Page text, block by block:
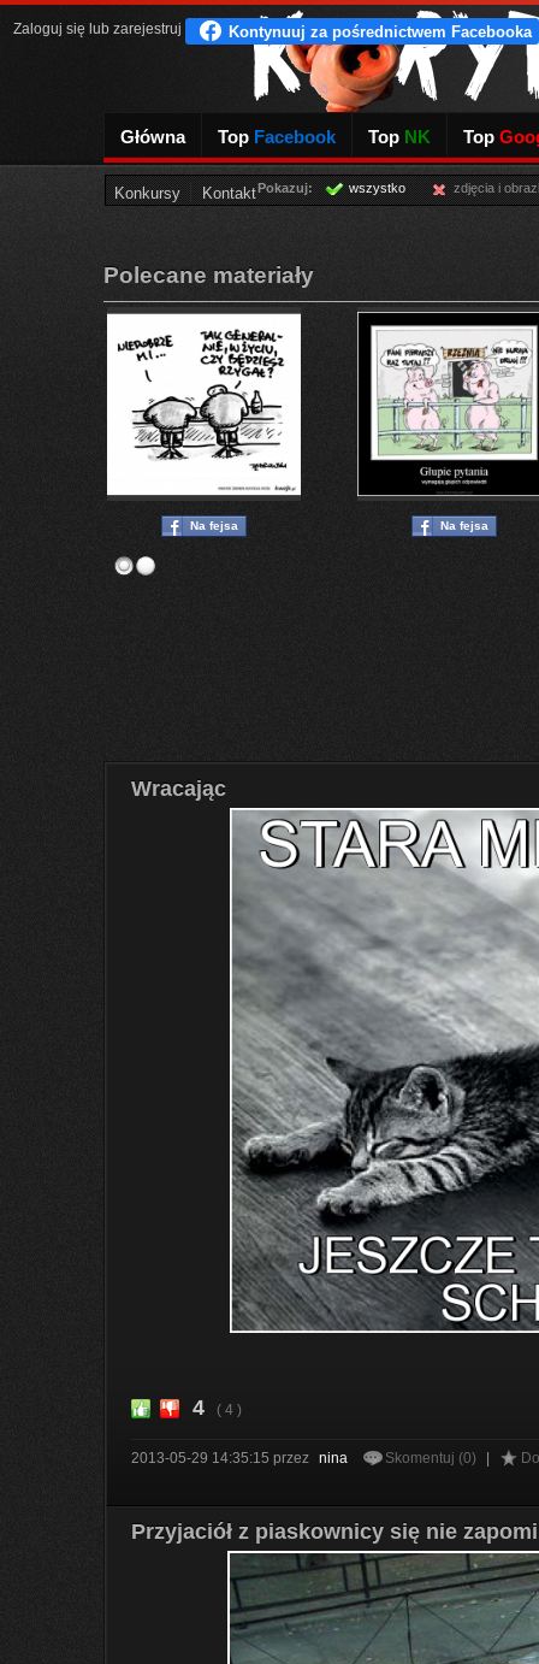
Główna Top Facebook Top NK Top
Konkursy Kontakt
Zaloguj się lub zarejestruj
Pokazuj: wszystko zdjęcia i
Polecane materiały
Na fejsa Na fejsa
Wracając
4 ( 4 )
2013-05-29 14:35:15 przez nina Skomentuj (0)
Przyjaciół z piaskownicy się nie